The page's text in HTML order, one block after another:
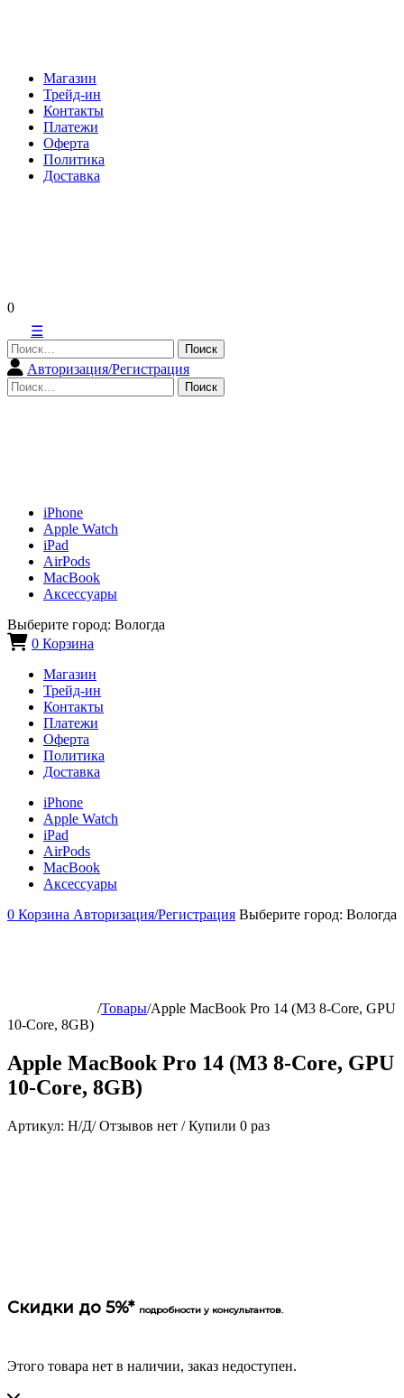
Магазин
Трейд-ин
Контакты
Платежи
Оферта
Политика
Доставка
0
☰
Найти:
Авторизация/Регистрация
Найти:
iPhone
Apple Watch
iPad
AirPods
MacBook
Аксессуары
Выберите город: Вологда
0 Корзина
Магазин
Трейд-ин
Контакты
Платежи
Оферта
Политика
Доставка
iPhone
Apple Watch
iPad
AirPods
MacBook
Аксессуары
0 Корзина Авторизация/Регистрация Выберите город: Вологда
/Товары/Apple MacBook Pro 14 (M3 8-Core, GPU
10-Core, 8GB)
Apple MacBook Pro 14 (M3 8-Core, GPU
10-Core, 8GB)
Артикул: Н/Д/Отзывов нет / Купили 0 раз
Скидки до 5%* подробности у консультантов.
Этого товара нет в наличии, заказ недоступен.